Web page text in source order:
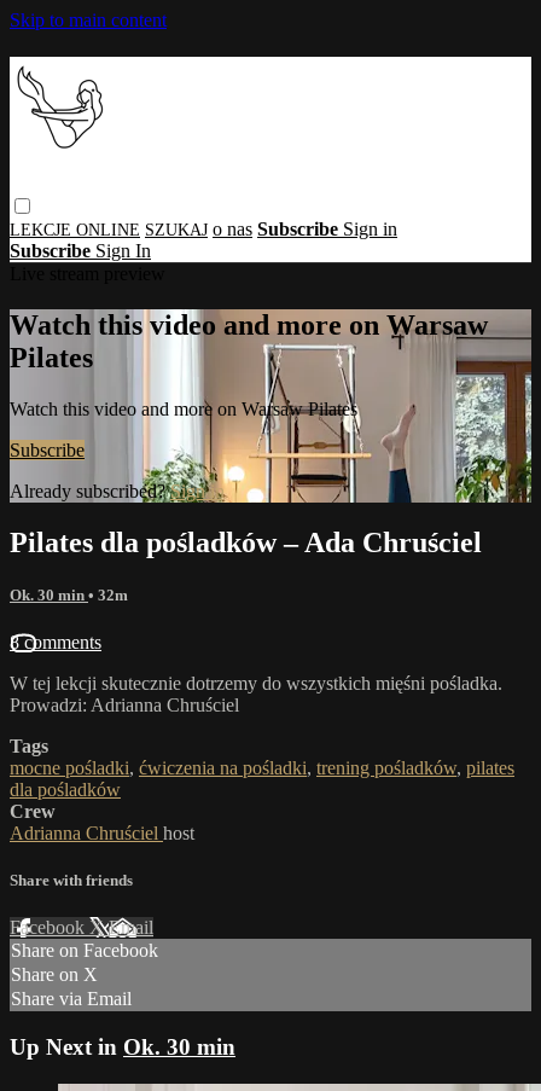
Skip to main content
o nas Subscribe Sign in
Subscribe Sign In
Watch this video and more on Warsaw
Pilates
Watch this video and more on Warsaw Pilates
Subscribe
Already subscribed?Sign in
Pilates dla pośladków – Ada Chruściel
Ok. 30 min • 32m
8 comments
​​W tej lekcji skutecznie dotrzemy do wszystkich mięśni pośladka.
Prowadzi: Adrianna Chruściel
Tags
mocne pośladki, ćwiczenia na pośladki, trening pośladków, pilates
dla pośladków
Crew
Adrianna Chruściel host
Share with friends
Facebook XEmail
Share on Facebook
Share on X
Share via Email
Up Next in Ok. 30 min